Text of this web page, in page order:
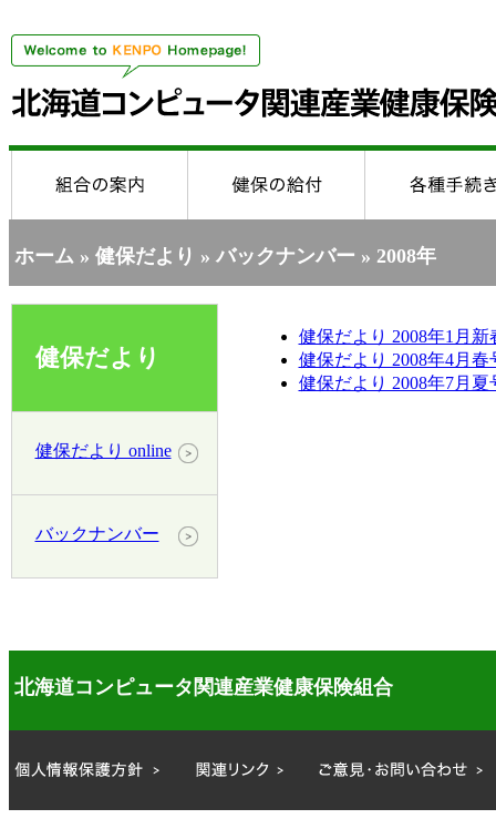
ホーム» 健保だより » バックナンバー » 2008年
健保だより
健保だより online
バックナンバー
健保だより 2008年1月
健保だより 2008年4月
健保だより 2008年7月
北海道コンピュータ関連産業健康保険組合